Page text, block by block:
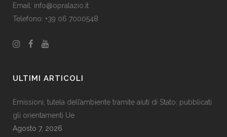
Email: info@opralazio.it
Telefono: +39 06 7000548
ULTIMI ARTICOLI
Emissioni, tutela dell’ambiente tramite aiuti di Stato: pubblicati
gli orientamenti Ue
Agosto 7, 2026